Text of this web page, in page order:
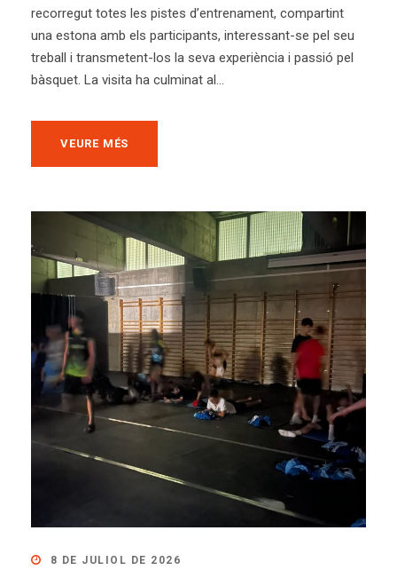
recorregut totes les pistes d’entrenament, compartint
una estona amb els participants, interessant-se pel seu
treball i transmetent-los la seva experiència i passió pel
bàsquet. La visita ha culminat al...
VEURE MÉS
8 DE JULIOL DE 2026